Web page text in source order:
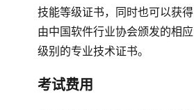
技能等级证书，同时也可以获得
由中国软件行业协会颁发的相应
级别的专业技术证书。
考试费用